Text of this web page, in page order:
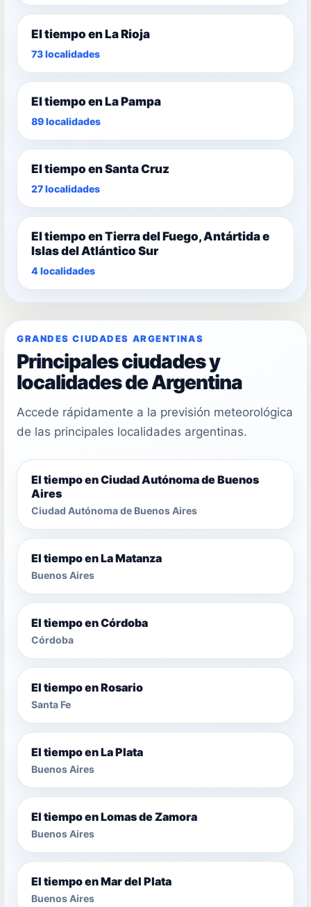
El tiempo en La Rioja
73 localidades
El tiempo en La Pampa
89 localidades
El tiempo en Santa Cruz
27 localidades
El tiempo en Tierra del Fuego, Antártida e
Islas del Atlántico Sur
4 localidades
GRANDES CIUDADES ARGENTINAS
Principales ciudades y
localidades de Argentina
Accede rápidamente a la previsión meteorológica
de las principales localidades argentinas.
El tiempo en Ciudad Autónoma de Buenos
Aires
Ciudad Autónoma de Buenos Aires
El tiempo en La Matanza
Buenos Aires
El tiempo en Córdoba
Córdoba
El tiempo en Rosario
Santa Fe
El tiempo en La Plata
Buenos Aires
El tiempo en Lomas de Zamora
Buenos Aires
El tiempo en Mar del Plata
Buenos Aires